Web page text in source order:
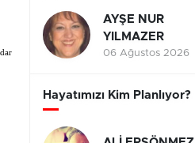
AYŞE NUR
YILMAZER
06 Ağustos 2026
Hayatımızı Kim Planlıyor?